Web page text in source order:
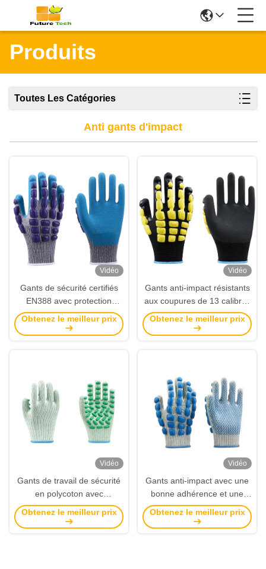
Produits
Toutes Les Catégories
Anti gants d'impact
Vidéo
Gants de sécurité certifiés
EN388 avec protection
contre les coupures et les
chocs pour les travaux
Obtenez le meilleur prix
Vidéo
Gants anti-impact résistants
aux coupures de 13 calibres
avec compatibilité avec
écran tactile et revêtement
Obtenez le meilleur prix
Vidéo
Gants de travail de sécurité
en polycoton avec
revêtement en points de
latex et protection ANSI/ISEA
Obtenez le meilleur prix
Vidéo
Gants anti-impact avec une
bonne adhérence et une
grande dextérité pour une
protection ANSI/ISEA 138
Obtenez le meilleur prix